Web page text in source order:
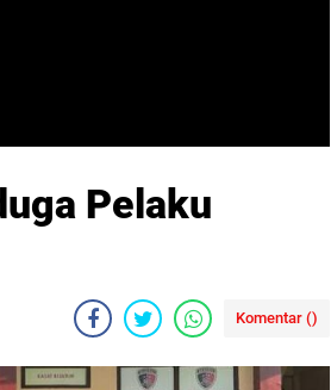
Pelaku
Komentar ()